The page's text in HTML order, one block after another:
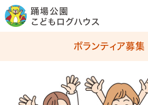
ボランティア募集